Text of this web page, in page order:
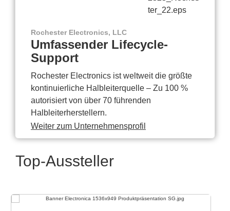
Rochester Electronics, LLC
Umfassender Lifecycle-
Support
Rochester Electronics ist weltweit die größte
kontinuierliche Halbleiterquelle – Zu 100 %
autorisiert von über 70 führenden
Halbleiterherstellern.
Weiter zum Unternehmensprofil
Top-Aussteller